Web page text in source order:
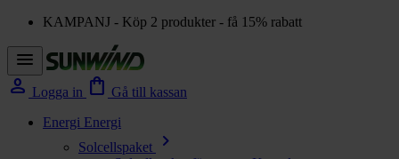
KAMPANJ - Köp 2 produkter - få 15% rabatt
menu
person Logga in shopping_bag Gå till kassan
Energi Energi
Solcellspaket
chevron_right